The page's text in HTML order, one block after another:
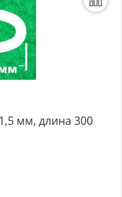
мм, длина 300